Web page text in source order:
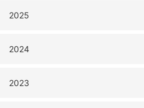
2025
2024
2023